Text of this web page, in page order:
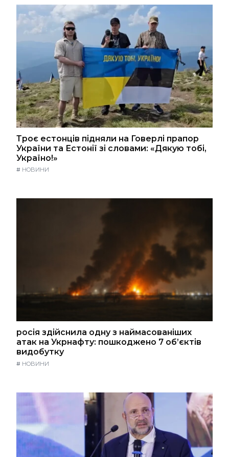
Троє естонців підняли на Говерлі прапор
України та Естонії зі словами: «Дякую тобі,
Україно!»
# НОВИНИ
росія здійснила одну з наймасованіших
атак на Укрнафту: пошкоджено 7 об’єктів
видобутку
# НОВИНИ